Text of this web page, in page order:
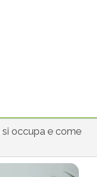
si occupa e come